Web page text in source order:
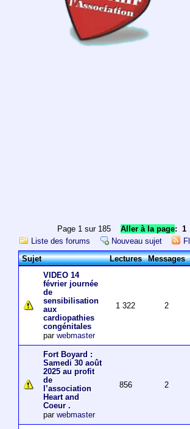
Page 1 sur 185Aller à la page: 1
Liste des forums
Nouveau sujet
Sujet
Lectures Messages
VIDEO 14
février journée
de
sensibilisation
aux
cardiopathies
congénitales
par webmaster
1 322 2
Fort Boyard :
Samedi 30 août
2025 au profit
de
l’association
Heart and
Coeur .
par webmaster
856 2